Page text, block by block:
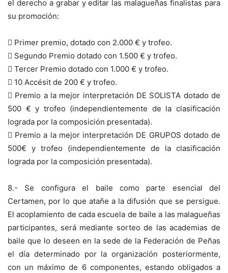
el derecho a grabar y editar las malagueñas finalistas para
su promoción:
 Primer premio, dotado con 2.000 € y trofeo.
 Segundo Premio dotado con 1.500 € y trofeo.
 Tercer Premio dotado con 1.000 € y trofeo.
 10 Accésit de 200 € y trofeo.
 Premio a la mejor interpretación DE SOLISTA dotado de
500 € y trofeo (independientemente de la clasificación
lograda por la composición presentada).
 Premio a la mejor interpretación DE GRUPOS dotado de
500€ y trofeo (independientemente de la clasificación
lograda por la composición presentada).
8.- Se configura el baile como parte esencial del
Certamen, por lo que atañe a la difusión que se persigue.
El acoplamiento de cada escuela de baile a las malagueñas
participantes, será mediante sorteo de las academias de
baile que lo deseen en la sede de la Federación de Peñas
el día determinado por la organización posteriormente,
con un máximo de 6 componentes, estando obligados a